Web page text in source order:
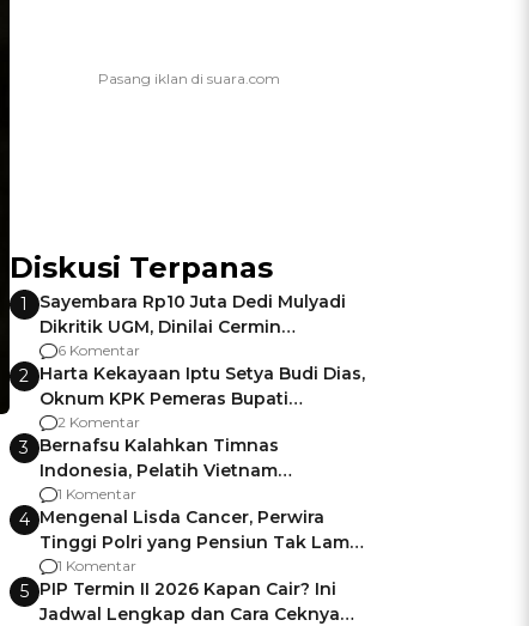
Diskusi Terpanas
1
Sayembara Rp10 Juta Dedi Mulyadi
Dikritik UGM, Dinilai Cermin
Gagalnya Negara Jamin Keamanan
6 Komentar
2 Harta Kekayaan Iptu Setya Budi Dias,
Oknum KPK Pemeras Bupati
Pemalang
2 Komentar
3 Bernafsu Kalahkan Timnas
Indonesia, Pelatih Vietnam
Berencana Pakai Jimat di Pakansari
1 Komentar
4 Mengenal Lisda Cancer, Perwira
Tinggi Polri yang Pensiun Tak Lama
Usai Jadi Brigjen
1 Komentar
5 PIP Termin II 2026 Kapan Cair? Ini
Jadwal Lengkap dan Cara Ceknya